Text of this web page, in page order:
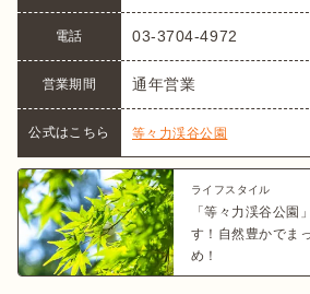
電話 03-3704-4972
営業期間 通年営業
公式はこちら 等々力渓谷公園
ライフスタイル
「等々力渓谷公園
す！自然豊かでま
め！